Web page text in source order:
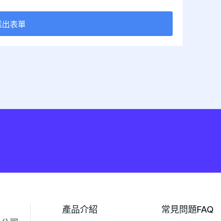
出表單
產品介紹 常見問題FAQ